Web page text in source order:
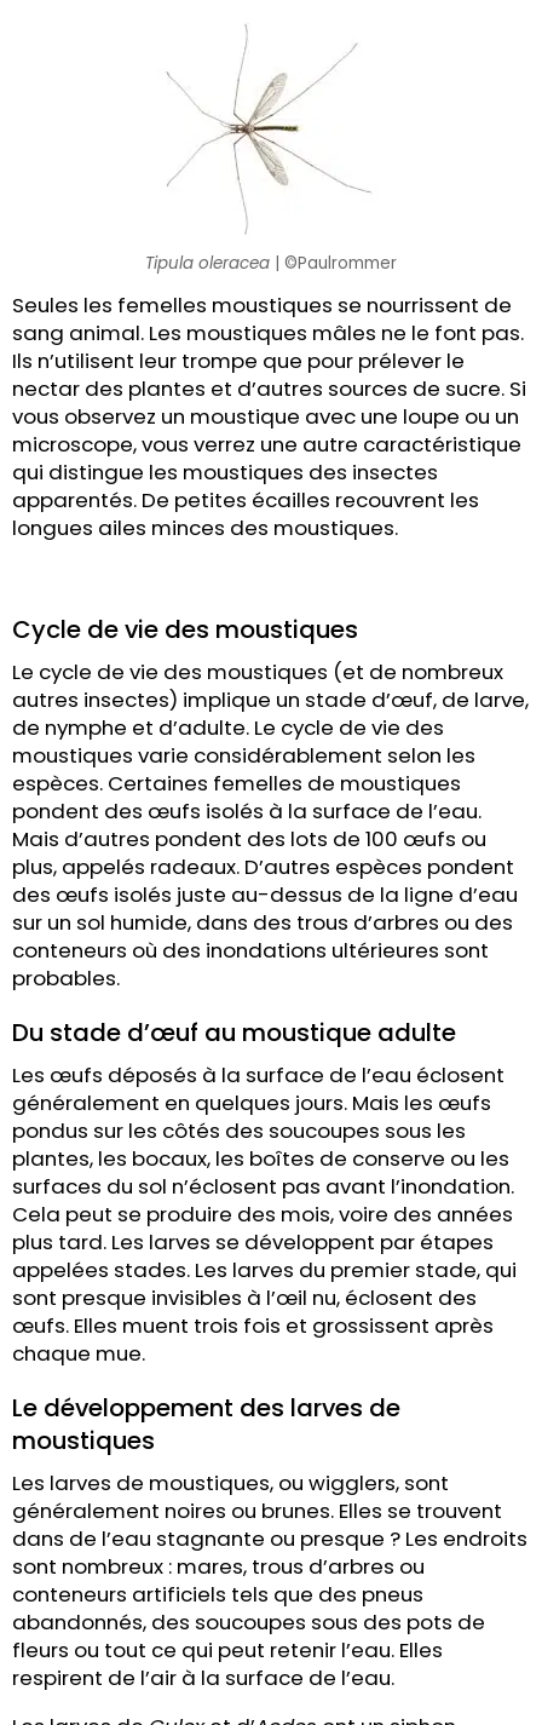
Tipula oleracea | ©Paulrommer
Seules les femelles moustiques se nourrissent de
sang animal. Les moustiques mâles ne le font pas.
Ils n’utilisent leur trompe que pour prélever le
nectar des plantes et d’autres sources de sucre. Si
vous observez un moustique avec une loupe ou un
microscope, vous verrez une autre caractéristique
qui distingue les moustiques des insectes
apparentés. De petites écailles recouvrent les
longues ailes minces des moustiques.
Cycle de vie des moustiques
Le cycle de vie des moustiques (et de nombreux
autres insectes) implique un stade d’œuf, de larve,
de nymphe et d’adulte. Le cycle de vie des
moustiques varie considérablement selon les
espèces. Certaines femelles de moustiques
pondent des œufs isolés à la surface de l’eau.
Mais d’autres pondent des lots de 100 œufs ou
plus, appelés radeaux. D’autres espèces pondent
des œufs isolés juste au-dessus de la ligne d’eau
sur un sol humide, dans des trous d’arbres ou des
conteneurs où des inondations ultérieures sont
probables.
Du stade d’œuf au moustique adulte
Les œufs déposés à la surface de l’eau éclosent
généralement en quelques jours. Mais les œufs
pondus sur les côtés des soucoupes sous les
plantes, les bocaux, les boîtes de conserve ou les
surfaces du sol n’éclosent pas avant l’inondation.
Cela peut se produire des mois, voire des années
plus tard. Les larves se développent par étapes
appelées stades. Les larves du premier stade, qui
sont presque invisibles à l’œil nu, éclosent des
œufs. Elles muent trois fois et grossissent après
chaque mue.
Le développement des larves de
moustiques
Les larves de moustiques, ou wigglers, sont
généralement noires ou brunes. Elles se trouvent
dans de l’eau stagnante ou presque ? Les endroits
sont nombreux : mares, trous d’arbres ou
conteneurs artificiels tels que des pneus
abandonnés, des soucoupes sous des pots de
fleurs ou tout ce qui peut retenir l’eau. Elles
respirent de l’air à la surface de l’eau.